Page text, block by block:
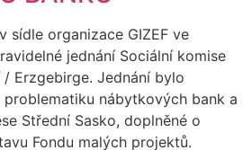
sídle organizace GIZEF ve
jednání Sociální komise
Erzgebirge. Jednání bylo
nábytkových bank a
Střední Sasko, doplněné o
Fondu malých projektů.